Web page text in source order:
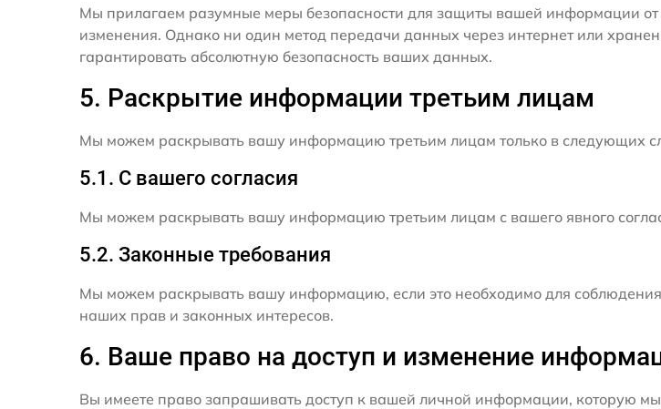
Мы прилагаем разумные меры безопасности для защиты вашей информации от
изменения. Однако ни один метод передачи данных через интернет или
гарантировать абсолютную безопасность ваших данных.
5. Раскрытие информации третьим лицам
Мы можем раскрывать вашу информацию третьим лицам только в следующих
5.1. С вашего согласия
Мы можем раскрывать вашу информацию третьим лицам с вашего явного
5.2. Законные требования
Мы можем раскрывать вашу информацию, если это необходимо для
наших прав и законных интересов.
6. Ваше право на доступ и изменение
Вы имеете право запрашивать доступ к вашей личной информации, которую